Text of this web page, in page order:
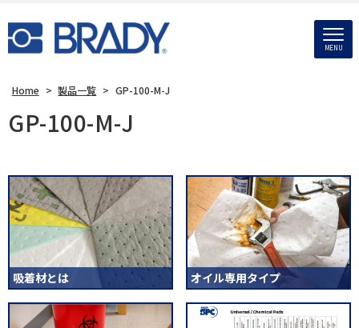
MENU
Home > 製品一覧 > GP-100-M-J
GP-100-M-J
吸着材とは オイル専用タイプ